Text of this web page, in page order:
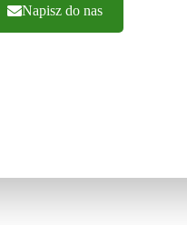
Napisz do nas